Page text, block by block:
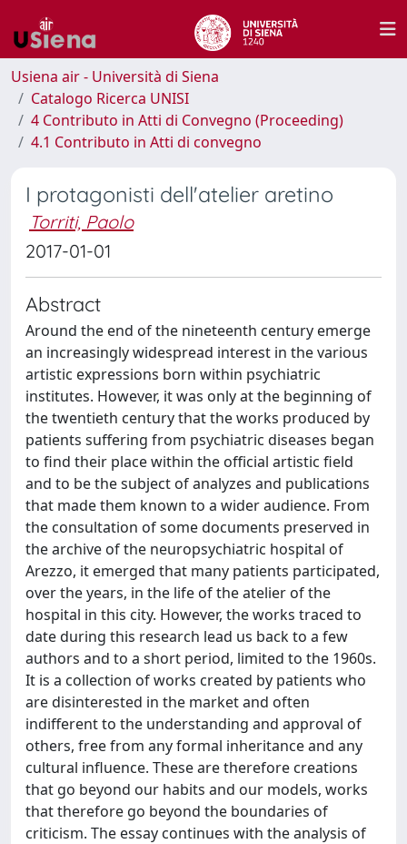
Usiena air - Università di Siena
Catalogo Ricerca UNISI
4 Contributo in Atti di Convegno (Proceeding)
4.1 Contributo in Atti di convegno
I protagonisti dell'atelier aretino
Torriti, Paolo
2017-01-01
Abstract
Around the end of the nineteenth century emerge
an increasingly widespread interest in the various
artistic expressions born within psychiatric
institutes. However, it was only at the beginning of
the twentieth century that the works produced by
patients suffering from psychiatric diseases began
to find their place within the official artistic field
and to be the subject of analyzes and publications
that made them known to a wider audience. From
the consultation of some documents preserved in
the archive of the neuropsychiatric hospital of
Arezzo, it emerged that many patients participated,
over the years, in the life of the atelier of the
hospital in this city. However, the works traced to
date during this research lead us back to a few
authors and to a short period, limited to the 1960s.
It is a collection of works created by patients who
are disinterested in the market and often
indifferent to the understanding and approval of
others, free from any formal inheritance and any
cultural influence. These are therefore creations
that go beyond our habits and our models, works
that therefore go beyond the boundaries of
criticism. The essay continues with the analysis of